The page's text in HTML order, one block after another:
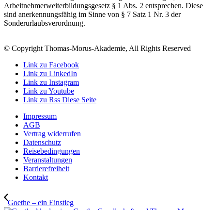
Arbeitnehmerweiterbildungsgesetz § 1 Abs. 2 entsprechen. Diese
sind anerkennungsfähig im Sinne von § 7 Satz 1 Nr. 3 der
Sonderurlaubsverordnung.
© Copyright Thomas-Morus-Akademie, All Rights Reserved
Link zu Facebook
Link zu LinkedIn
Link zu Instagram
Link zu Youtube
Link zu Rss Diese Seite
Impressum
AGB
Vertrag widerrufen
Datenschutz
Reisebedingungen
Veranstaltungen
Barrierefreiheit
Kontakt
Goethe – ein Einstieg